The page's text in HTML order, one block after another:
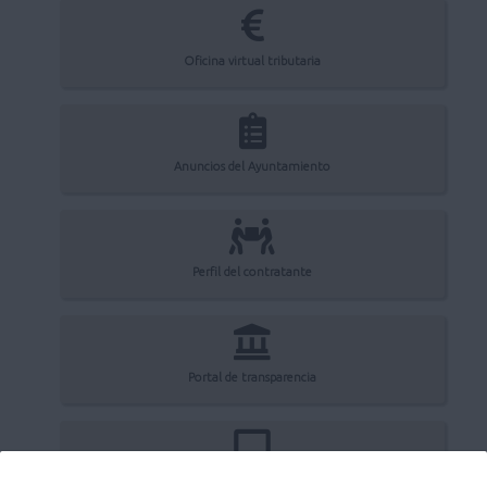
Oficina virtual tributaria
Anuncios del Ayuntamiento
Perfil del contratante
Portal de transparencia